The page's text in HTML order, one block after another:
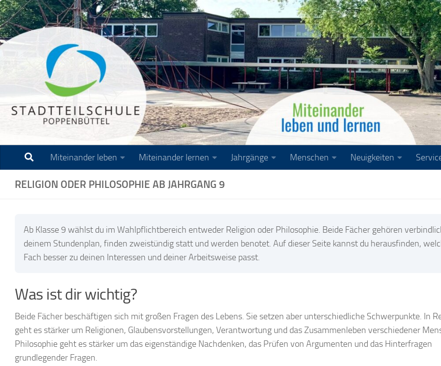
Zum Inhalt springen
Miteinander leben Miteinander lernen Jahrgänge Menschen Neuigkeiten
RELIGION ODER PHILOSOPHIE AB JAHRGANG 9
Ab Klasse 9 wählst du im Wahlpflichtbereich entweder Religion oder Philosophie. Beide Fächer gehören
deinem Stundenplan, finden zweistündig statt und werden benotet. Auf dieser Seite kannst du herausfinden,
Fach besser zu deinen Interessen und deiner Arbeitsweise passt.
Was ist dir wichtig?
Beide Fächer beschäftigen sich mit großen Fragen des Lebens. Sie setzen aber unterschiedliche Schwerpunkte. In
geht es stärker um Religionen, Glaubensvorstellungen, Verantwortung und das Zusammenleben verschiedener
Philosophie geht es stärker um das eigenständige Nachdenken, das Prüfen von Argumenten und das Hinterfragen
grundlegender Fragen.